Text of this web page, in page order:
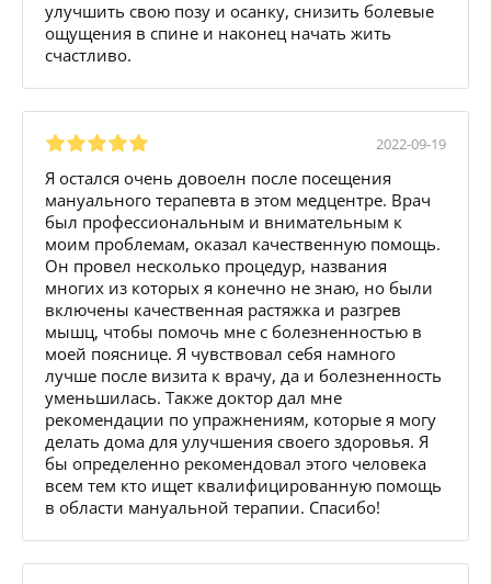
улучшить свою позу и осанку, снизить болевые
ощущения в спине и наконец начать жить
счастливо.
2022-09-19
Я остался очень довоелн после посещения
мануального терапевта в этом медцентре. Врач
был профессиональным и внимательным к
моим проблемам, оказал качественную помощь.
Он провел несколько процедур, названия
многих из которых я конечно не знаю, но были
включены качественная растяжка и разгрев
мышц, чтобы помочь мне с болезненностью в
моей пояснице. Я чувствовал себя намного
лучше после визита к врачу, да и болезненность
уменьшилась. Также доктор дал мне
рекомендации по упражнениям, которые я могу
делать дома для улучшения своего здоровья. Я
бы определенно рекомендовал этого человека
всем тем кто ищет квалифицированную помощь
в области мануальной терапии. Спасибо!